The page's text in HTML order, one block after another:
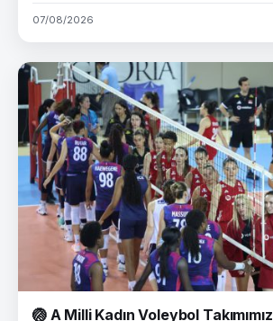
07/08/2026
🏐 A Milli Kadın Voleybol Takımımız